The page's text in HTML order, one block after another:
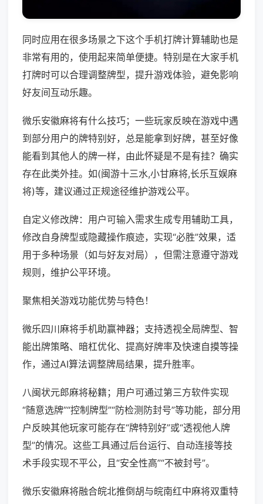
同时应用在很多场景之下这个手机打牌计算辅助也是
非常有用的，使用起来简单便捷。特别是在大家手机
打牌时可以合理调整牌型，提升游戏体验，避免影响
好友间互动乐趣。
微乐安徽麻将有什么技巧；一些玩家反映在游戏中遇
到部分用户的牌特别好，总是能拿到好牌，甚至好像
能看到其他人的牌一样，由此怀疑是不是有挂？确实
存在此类外挂。如(闽游十三水,小甘麻将,长乐互娱麻
将)等，建议通过正规途径维护游戏公平。
自定义修改牌：用户可输入需求生成专用辅助工具，
修改自身牌型或隐藏操作痕迹，实现“必胜”效果，适
用于多种场景（如与好友对局），但需注意遵守游戏
规则，维护公平环境。
聚焦相关游戏功能优势与特色！
微乐四川麻将手机助赢神器；支持透视全局牌型、智
能出牌策略、暗杠优化、提高好牌率及快速自摸等操
作，通过AI算法调整牌局结果，提升胜率。
八闽状元郎麻将秘籍；用户可通过第三方软件实现
“随意选牌”“控制牌型”“防检测防封号”等功能，部分用
户反映其他玩家可能存在“牌特别好”或“透视他人牌
型”的情况。这些工具通过后台运行、自动连接等技
术手段实现不平公，且“安全性高”“不被封号”。
微乐安徽麻将融合皖北推倒胡与皖南红中麻将双重特